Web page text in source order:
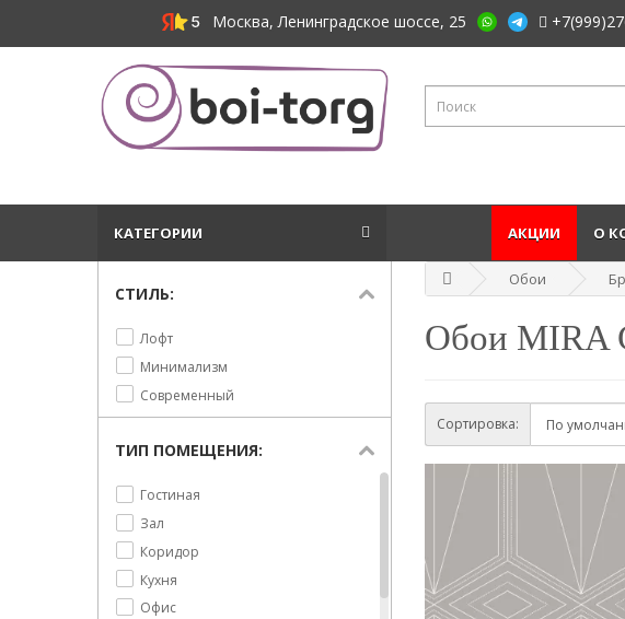
Москва, Ленинградское шоссе, 25
КАТЕГОРИИ О
АКЦИИ
СТИЛЬ:
Лофт
Минимализм
Современный
ТИП ПОМЕЩЕНИЯ:
Гостиная
Зал
Коридор
Кухня
Офис
Обои
Обои MIRA
Сортировка: